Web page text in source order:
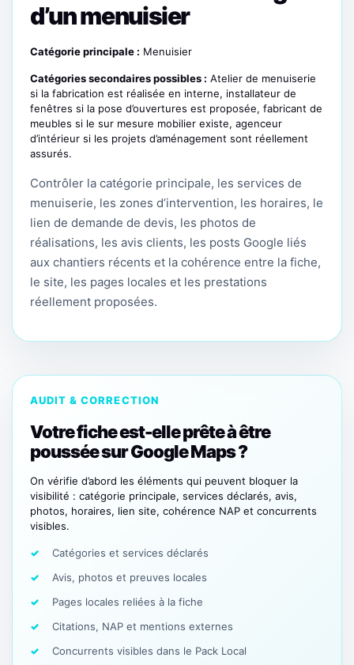
d’un menuisier
Catégorie principale : Menuisier
Catégories secondaires possibles : Atelier de menuiserie
si la fabrication est réalisée en interne, installateur de
fenêtres si la pose d’ouvertures est proposée, fabricant de
meubles si le sur mesure mobilier existe, agenceur
d’intérieur si les projets d’aménagement sont réellement
assurés.
Contrôler la catégorie principale, les services de
menuiserie, les zones d’intervention, les horaires, le
lien de demande de devis, les photos de
réalisations, les avis clients, les posts Google liés
aux chantiers récents et la cohérence entre la fiche,
le site, les pages locales et les prestations
réellement proposées.
AUDIT & CORRECTION
Votre fiche est-elle prête à être
poussée sur Google Maps ?
On vérifie d’abord les éléments qui peuvent bloquer la
visibilité : catégorie principale, services déclarés, avis,
photos, horaires, lien site, cohérence NAP et concurrents
visibles.
Catégories et services déclarés
Avis, photos et preuves locales
Pages locales reliées à la fiche
Citations, NAP et mentions externes
Concurrents visibles dans le Pack Local